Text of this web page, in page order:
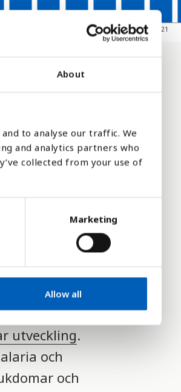
About
to analyse our traffic. We
and analytics partners who
collected from your use of
Marketing
Allow all
2019 2020 2021
varje
effektiva
utveckling.
och
och